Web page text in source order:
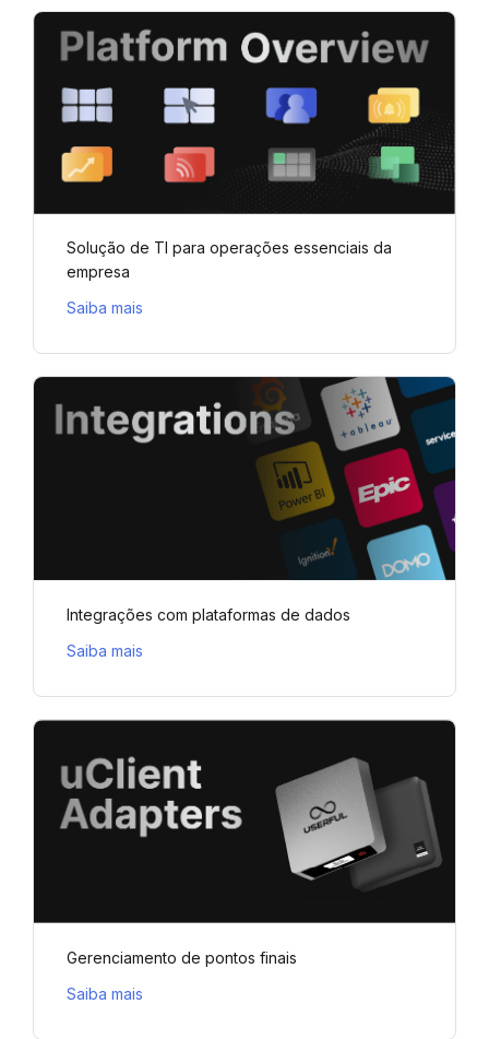
Solução de TI para operações essenciais da
empresa
Saiba mais
Integrações com plataformas de dados
Saiba mais
Gerenciamento de pontos finais
Saiba mais